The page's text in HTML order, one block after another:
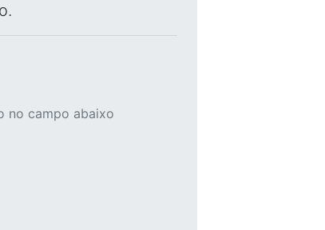
no campo abaixo